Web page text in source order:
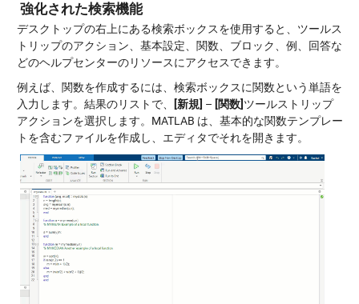
強化された検索機能
デスクトップの右上にある検索ボックスを使用すると、ツールス
トリップのアクション、基本設定、関数、ブロック、例、回答な
どのヘルプセンターのリソースにアクセスできます。
例えば、関数を作成するには、検索ボックスに関数という単語を
入力します。結果のリストで、
[新規] – [関数] ツールストリップ
アクションを選択します。MATLAB は、基本的な関数テンプレー
トを含むファイルを作成し、エディタでそれを開きます。